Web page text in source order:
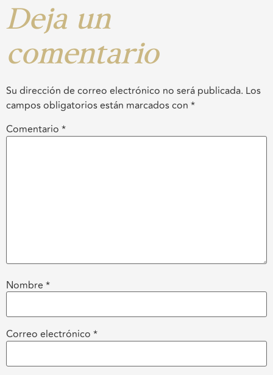
Deja un
comentario
Su dirección de correo electrónico no será publicada. Los
campos obligatorios están marcados con *
Comentario *
Nombre *
Correo electrónico *